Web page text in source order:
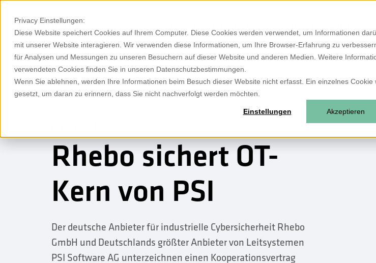
Privacy Einstellungen:
Diese Website speichert Cookies auf Ihrem Computer. Diese Cookies werden verwendet, um Informationen
mit unserer Website interagieren. Wir verwenden diese Informationen, um Ihre Browser-Erfahrung zu
für Analysen und Messungen zu unseren Besuchern auf dieser Website und anderen Medien. Weitere
verwendeten Cookies finden Sie in unseren Datenschutzbestimmungen.
Wenn Sie ablehnen, werden Ihre Informationen beim Besuch dieser Website nicht erfasst. Ein einzelnes Cookie
gesetzt, um daran zu erinnern, dass Sie nicht nachverfolgt werden möchten.
Einstellungen Akzeptieren
Rhebo sichert OT-
Kern von PSI
Der deutsche Anbieter für industrielle Cybersicherheit Rhebo
GmbH und Deutschlands größter Anbieter von Leitsystemen
PSI Software AG unterzeichnen einen Kooperationsvertrag